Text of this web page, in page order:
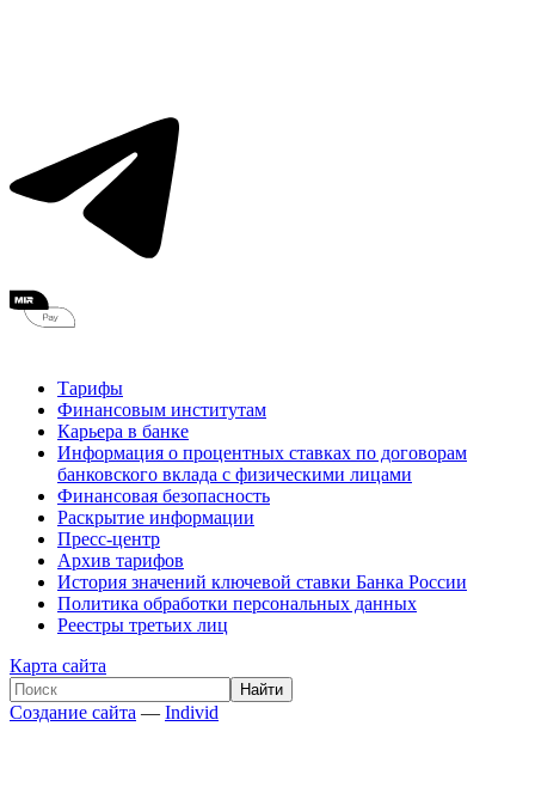
Тарифы
Финансовым институтам
Карьера в банке
Информация о процентных ставках по договорам
банковского вклада с физическими лицами
Финансовая безопасность
Раскрытие информации
Пресс-центр
Архив тарифов
История значений ключевой ставки Банка России
Политика обработки персональных данных
Реестры третьих лиц
Карта сайта
Создание сайта — Individ